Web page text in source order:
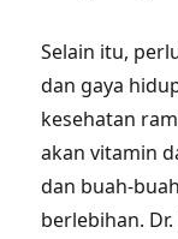
Selain itu,
dan gaya
kesehatan
akan vitamin
dan buah-
berlebihan.